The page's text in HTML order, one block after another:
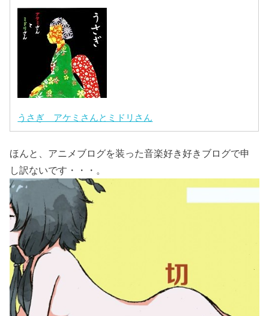
うさぎ アケミさんとミドリさん
ほんと、アニメブログを装った音楽好き好きブログで申
し訳ないです・・・。